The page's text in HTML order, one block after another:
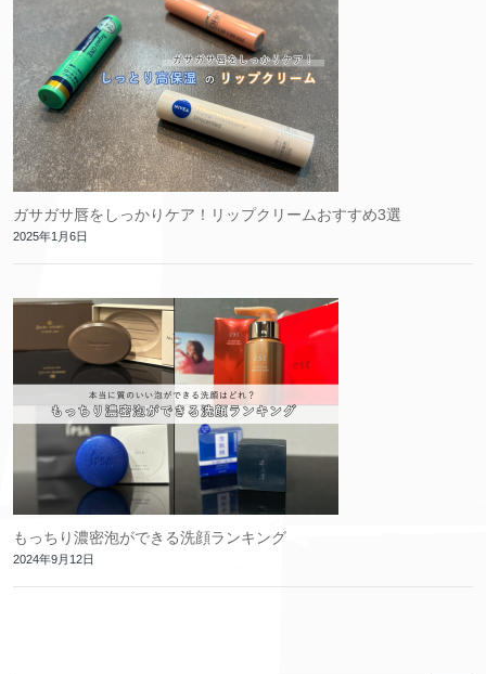
ガサガサ唇をしっかりケア！リップクリームおすすめ3選
2025年1月6日
もっちり濃密泡ができる洗顔ランキング
2024年9月12日